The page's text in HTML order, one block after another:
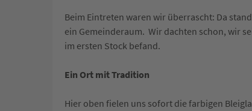
Beim Eintreten waren wir überrascht: Da
ein Gemeinderaum. Wir dachten schon, wir
im ersten Stock befand.
Ein Ort mit Tradition
Hier oben fielen uns sofort die farbigen